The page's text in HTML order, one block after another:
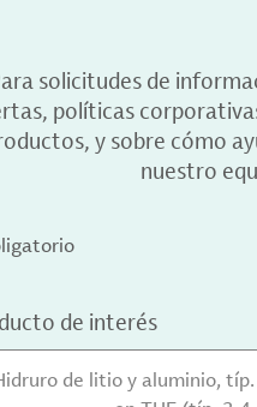
solicitudes de
políticas
y sobre cómo
nuestro
de interés
de litio y aluminio,